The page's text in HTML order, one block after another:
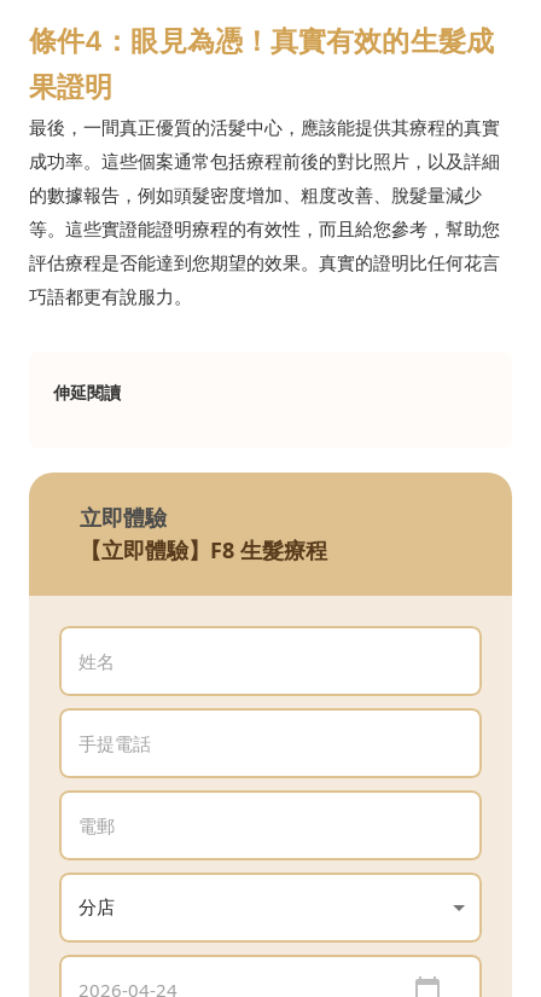
條件4：眼見為憑！真實有效的生髮成
果證明
最後，一間真正優質的活髮中心，應該能提供其療程的真實
成功率。這些個案通常包括療程前後的對比照片，以及詳細
的數據報告，例如頭髮密度增加、粗度改善、脫髮量減少
等。這些實證能證明療程的有效性，而且給您參考，幫助您
評估療程是否能達到您期望的效果。真實的證明比任何花言
巧語都更有說服力。
伸延閱讀
立即體驗
【立即體驗】F8 生髮療程